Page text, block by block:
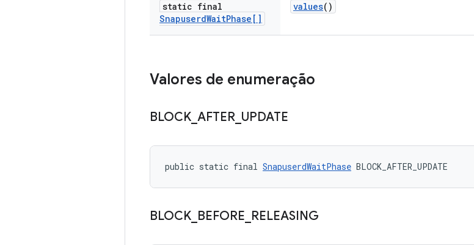
static final
SnapuserdWaitPhase[]
values()
Valores de enumeração
BLOCK AFTER UPDATE
public static final SnapuserdWaitPhase BLOCK_AFTER_UPDATE
BLOCK BEFORE RELEASING